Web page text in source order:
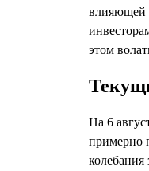
влияющей
этом
На 6
примерно
колебания